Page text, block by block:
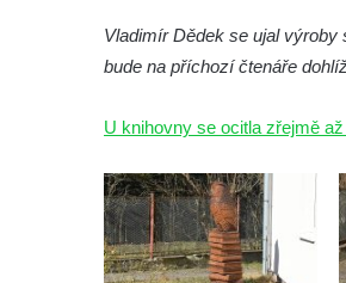
Socha Přátelství v ZOO
Socha Matka příroda v
Socha Vlčice s mládětem v
Socha Rys číhající na srnu v
Socha Orlice v ZOO
Vladimír Dědek se ujal
bude na příchozí čtenáře
U knihovny se ocitla zřejmě